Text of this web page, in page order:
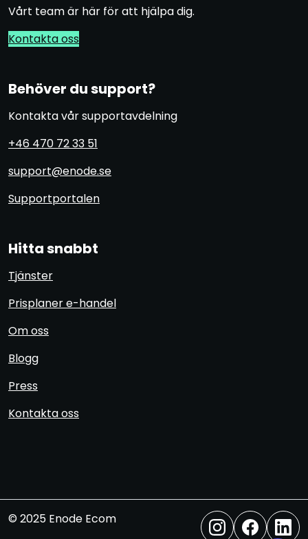
Vårt team är här för att hjälpa dig.
Kontakta oss
Behöver du support?
Kontakta vår supportavdelning
+46 470 72 33 51
support@enode.se
Supportportalen
Hitta snabbt
Tjänster
Prisplaner e-handel
Om oss
Blogg
Press
Kontakta oss
© 2025 Enode Ecom